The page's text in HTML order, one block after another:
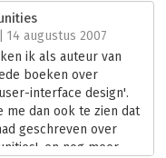
Internet en social media
14 augustus 2007
ik als auteur van
boeken over
interface design'.
me dan ook te zien dat
geschreven over
en nog meer